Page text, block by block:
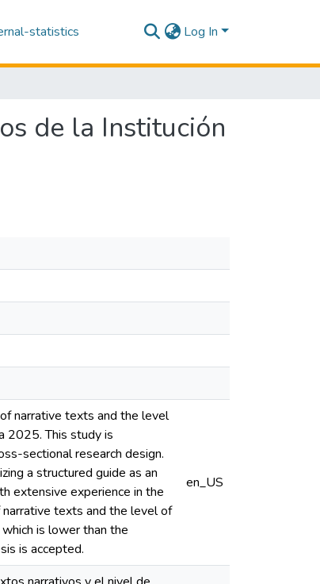
statistics Log In
de la Institución
narrative texts and the level
2025. This study is
sectional research design.
a structured guide as an
extensive experience in the
texts and the level of
is lower than the
is accepted.
en_US